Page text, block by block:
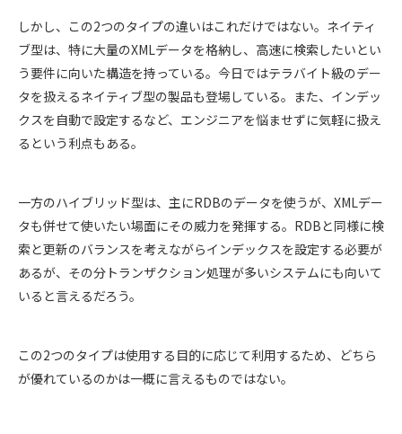
しかし、この2つのタイプの違いはこれだけではない。ネイティ
ブ型は、特に大量のXMLデータを格納し、高速に検索したいとい
う要件に向いた構造を持っている。今日ではテラバイト級のデー
タを扱えるネイティブ型の製品も登場している。また、インデッ
クスを自動で設定するなど、エンジニアを悩ませずに気軽に扱え
るという利点もある。
一方のハイブリッド型は、主にRDBのデータを使うが、XMLデー
タも併せて使いたい場面にその威力を発揮する。RDBと同様に検
索と更新のバランスを考えながらインデックスを設定する必要が
あるが、その分トランザクション処理が多いシステムにも向いて
いると言えるだろう。
この2つのタイプは使用する目的に応じて利用するため、どちら
が優れているのかは一概に言えるものではない。